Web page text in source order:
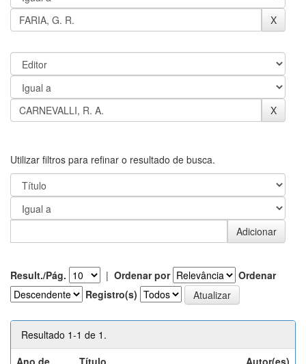
Utilizar filtros para refinar o resultado de busca.
Result./Pág. | Ordenar por
Ordenar
Registro(s)
Resultado 1-1 de 1.
Ano de
Título Autor(es)